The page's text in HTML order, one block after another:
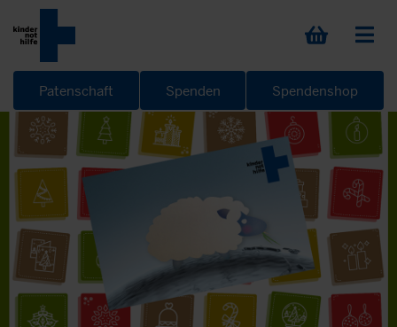
Patenschaft Spenden Spendenshop